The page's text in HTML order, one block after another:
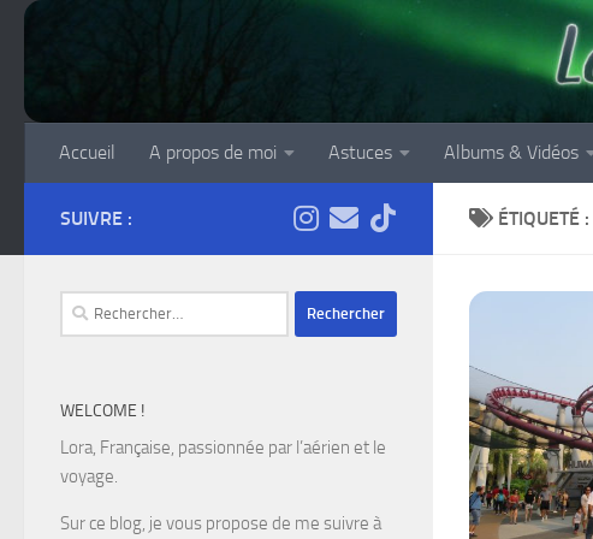
Accueil A propos de moi Astuces Albums & Vidéos
ÉTIQUETÉ :
SUIVRE :
Rechercher :
WELCOME !
Lora, Française, passionnée par l’aérien et le
voyage.
Sur ce blog, je vous propose de me suivre à